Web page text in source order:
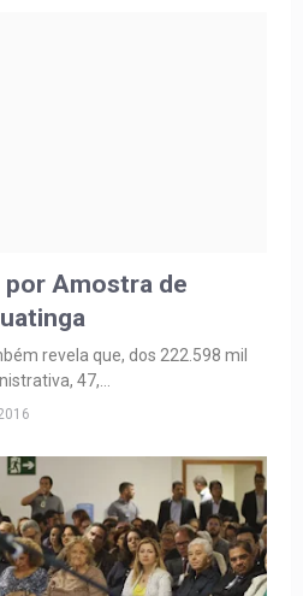
por Amostra de
revela que, dos 222.598 mil
47,…